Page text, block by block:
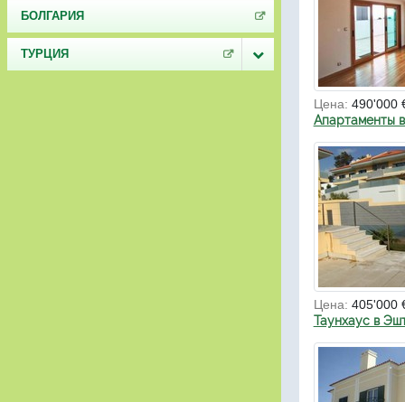
БОЛГАРИЯ
ТУРЦИЯ
Цена: 490'000
Апартаменты
Цена: 405'000
Таунхаус в